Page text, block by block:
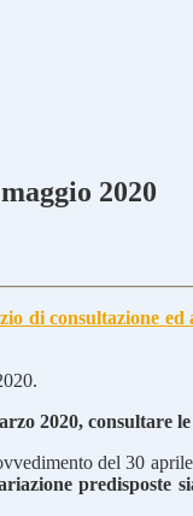
2020
di consultazione
2020, consultare
del 30
predisposte